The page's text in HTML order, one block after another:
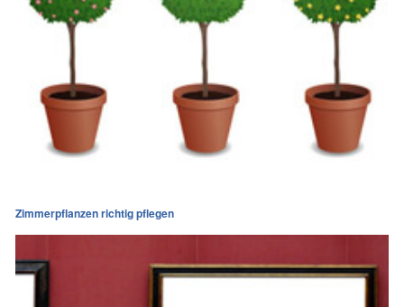
Zimmerpflanzen richtig pflegen